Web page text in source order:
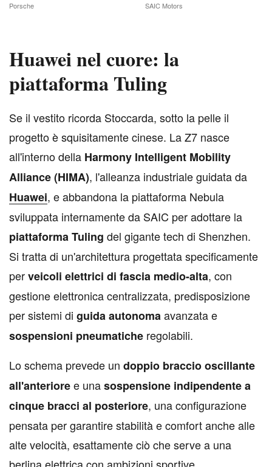
Porsche SAIC Motors
Huawei nel cuore: la
piattaforma Tuling
Se il vestito ricorda Stoccarda, sotto la pelle il
progetto è squisitamente cinese. La Z7 nasce
all'interno della Harmony Intelligent Mobility
Alliance (HIMA), l'alleanza industriale guidata da
Huawei, e abbandona la piattaforma Nebula
sviluppata internamente da SAIC per adottare la
piattaforma Tuling del gigante tech di Shenzhen.
Si tratta di un'architettura progettata specificamente
perveicoli elettrici di fascia medio-alta, con
gestione elettronica centralizzata, predisposizione
per sistemi di guida autonomaavanzata e
sospensioni pneumatiche regolabili.
Lo schema prevede un doppio braccio oscillante
all'anterioree unasospensione indipendente a
cinque bracci al posteriore, una configurazione
pensata per garantire stabilità e comfort anche alle
alte velocità, esattamente ciò che serve a una